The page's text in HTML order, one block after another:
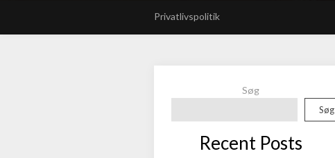
Privatlivspolitik
Søg
Søg
Recent Posts